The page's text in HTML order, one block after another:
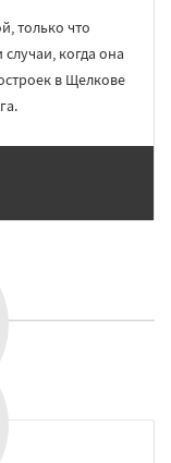
только что
когда она
в Щелкове